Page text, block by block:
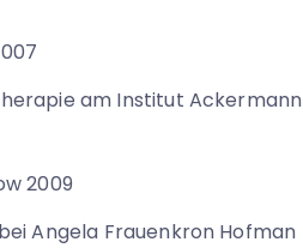
am Institut Ackermann
2009
Angela Frauenkron Hofman